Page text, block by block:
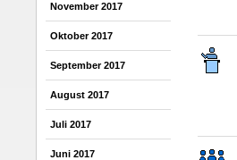
November 2017
Oktober 2017
September 2017
August 2017
Juli 2017
Juni 2017